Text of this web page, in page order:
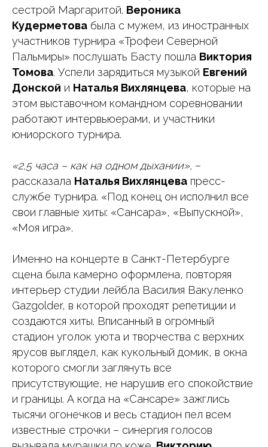
сестрой Маргаритой. Вероника
Кудерметова была с мужем, из иностранных
участников турнира «Трофеи Северной
Пальмиры» послушать Басту пошла Виктория
Томова. Успели зарядиться музыкой Евгений
Донской и Наталья Вихлянцева, которые на
этом выставочном командном соревновании
работают интервьюерами, и участники
юниорского турнира.
«2,5 часа – как на одном дыхании», –
рассказала Наталья Вихлянцева пресс-
службе турнира. «Под конец он исполнил все
свои главные хиты: «Сансара», «Выпускной»,
«Моя игра».
Именно на концерте в Санкт-Петербурге
сцена была камерно оформлена, повторяя
интерьер студии лейбла Василия Вакуленко
Gazgolder, в которой проходят репетиции и
создаются хиты. Вписанный в огромный
стадион уголок уюта и творчества с верхних
ярусов выглядел, как кукольный домик, в окна
которого смогли заглянуть все
присутствующие, не нарушив его спокойствие
и границы. А когда на «Сансаре» зажглись
тысячи огонечков и весь стадион пел всем
известные строчки – синергия голосов